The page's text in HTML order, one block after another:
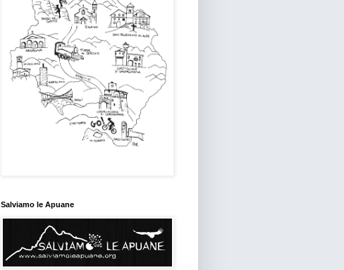
Salviamo le Apuane